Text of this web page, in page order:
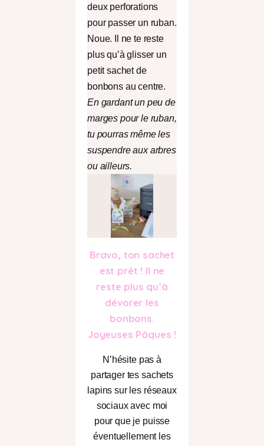
deux perforations
pour passer un ruban.
Noue. Il ne te reste
plus qu’à glisser un
petit sachet de
bonbons au centre.
En gardant un peu de
marges pour le ruban,
tu pourras même les
suspendre aux arbres
ou ailleurs.
Bravo, ton sachet
est prêt ! Il ne
reste plus qu’à
dévorer les
bonbons.
Joyeuses Pâques !
N’hésite pas à
partager tes sachets
lapins sur les réseaux
sociaux avec moi
pour que je puisse
éventuellement les